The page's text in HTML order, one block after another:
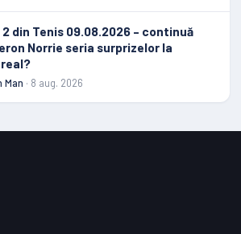
din Tenis 09.08.2026 – continuă
Norrie seria surprizelor la
Man · 8 aug. 2026